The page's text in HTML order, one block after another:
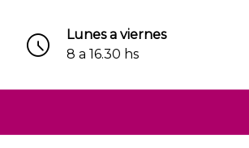
Lunes a viernes
8 a 16.30 hs